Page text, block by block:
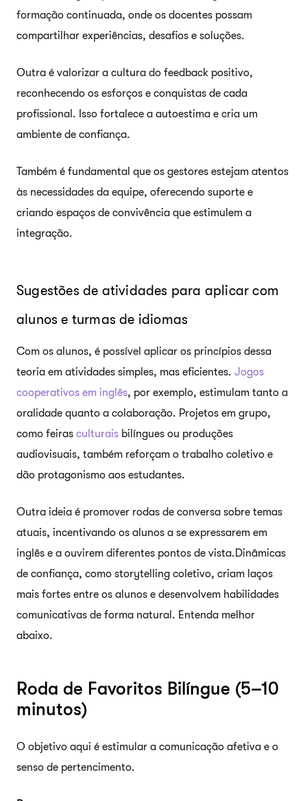
formação continuada, onde os docentes possam
compartilhar experiências, desafios e soluções.
Outra é valorizar a cultura do feedback positivo,
reconhecendo os esforços e conquistas de cada
profissional. Isso fortalece a autoestima e cria um
ambiente de confiança.
Também é fundamental que os gestores estejam atentos
às necessidades da equipe, oferecendo suporte e
criando espaços de convivência que estimulem a
integração.
Sugestões de atividades para aplicar com
alunos e turmas de idiomas
Com os alunos, é possível aplicar os princípios dessa
teoria em atividades simples, mas eficientes. Jogos
cooperativos em inglês, por exemplo, estimulam tanto a
oralidade quanto a colaboração. Projetos em grupo,
como feiras culturais bilíngues ou produções
audiovisuais, também reforçam o trabalho coletivo e
dão protagonismo aos estudantes.
Outra ideia é promover rodas de conversa sobre temas
atuais, incentivando os alunos a se expressarem em
inglês e a ouvirem diferentes pontos de vista.Dinâmicas
de confiança, como storytelling coletivo, criam laços
mais fortes entre os alunos e desenvolvem habilidades
comunicativas de forma natural. Entenda melhor
abaixo.
Roda de Favoritos Bilíngue (5–10
minutos)
O objetivo aqui é estimular a comunicação afetiva e o
senso de pertencimento.